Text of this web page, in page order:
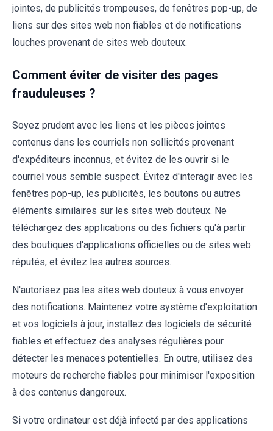
jointes, de publicités trompeuses, de fenêtres pop-up, de
liens sur des sites web non fiables et de notifications
louches provenant de sites web douteux.
Comment éviter de visiter des pages
frauduleuses ?
Soyez prudent avec les liens et les pièces jointes
contenus dans les courriels non sollicités provenant
d'expéditeurs inconnus, et évitez de les ouvrir si le
courriel vous semble suspect. Évitez d'interagir avec les
fenêtres pop-up, les publicités, les boutons ou autres
éléments similaires sur les sites web douteux. Ne
téléchargez des applications ou des fichiers qu'à partir
des boutiques d'applications officielles ou de sites web
réputés, et évitez les autres sources.
N'autorisez pas les sites web douteux à vous envoyer
des notifications. Maintenez votre système d'exploitation
et vos logiciels à jour, installez des logiciels de sécurité
fiables et effectuez des analyses régulières pour
détecter les menaces potentielles. En outre, utilisez des
moteurs de recherche fiables pour minimiser l'exposition
à des contenus dangereux.
Si votre ordinateur est déjà infecté par des applications